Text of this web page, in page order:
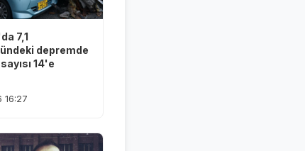
7,1
depremde
14'e
16:27